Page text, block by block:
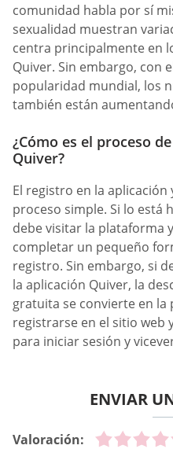
comunidad habla por sí
sexualidad muestran
centra principalmente en
Quiver. Sin embargo, con
popularidad mundial, los
también están
¿Cómo es el proceso
Quiver?
El registro en la aplicación
proceso simple. Si lo está
debe visitar la plataforma
completar un pequeño
registro. Sin embargo, si
la aplicación Quiver, la
gratuita se convierte en
registrarse en el sitio web
para iniciar sesión y
ENVIAR
Valoración: